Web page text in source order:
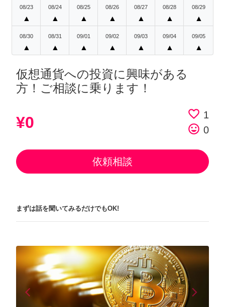
08/23
▲
08/24
▲
08/25
▲
08/26
▲
08/27
▲
08/28
▲
08/29
▲
08/30
▲
08/31
▲
09/01
▲
09/02
▲
09/03
▲
09/04
▲
09/05
▲
仮想通貨への投資に興味がある
方！ご相談に乗ります！
¥0 favorite_border 1
tag_faces 0
依頼相談
まずは話を聞いてみるだけでもOK!
arrow_back_iosPrevious arrow_forward_iosNext